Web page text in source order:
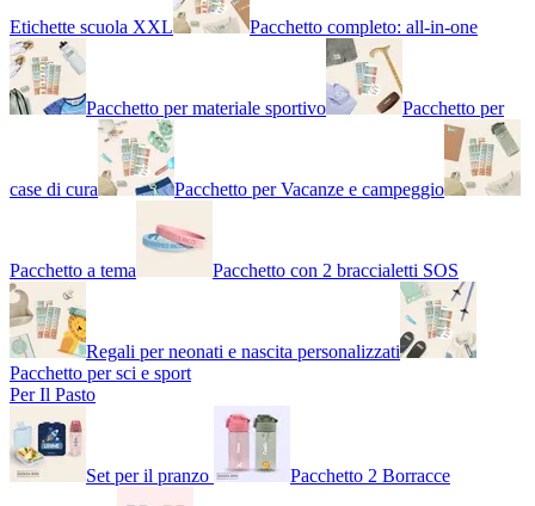
Etichette scuola XXL Pacchetto completo: all-in-one
Pacchetto per materiale sportivo Pacchetto per
case di cura Pacchetto per Vacanze e campeggio
Pacchetto a tema Pacchetto con 2 braccialetti SOS
Regali per neonati e nascita personalizzati
Pacchetto per sci e sport
Per Il Pasto
Set per il pranzo Pacchetto 2 Borracce